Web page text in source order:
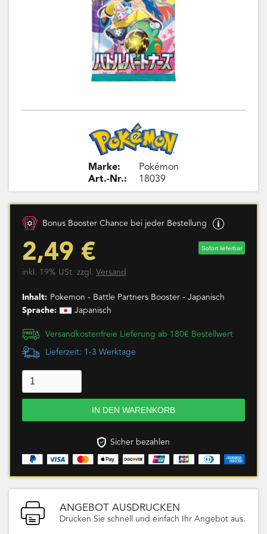
Marke:
Art.-Nr.:
Pokémon
18039
Bonus Booster Chance bei jeder Bestellung
2,49 € Sofort lieferbar
inkl. 19% USt. zzgl. Versand
Inhalt: Pokemon - Battle Partners Booster - Japanisch
Sprache:
Japanisch
Versandkostenfreie Lieferung ab 180€ Bestellwert
Lieferzeit: 1-3 Werktage
Sicher bezahlen
ANGEBOT AUSDRUCKEN
Drucken Sie schnell und einfach Ihr Angebot aus.